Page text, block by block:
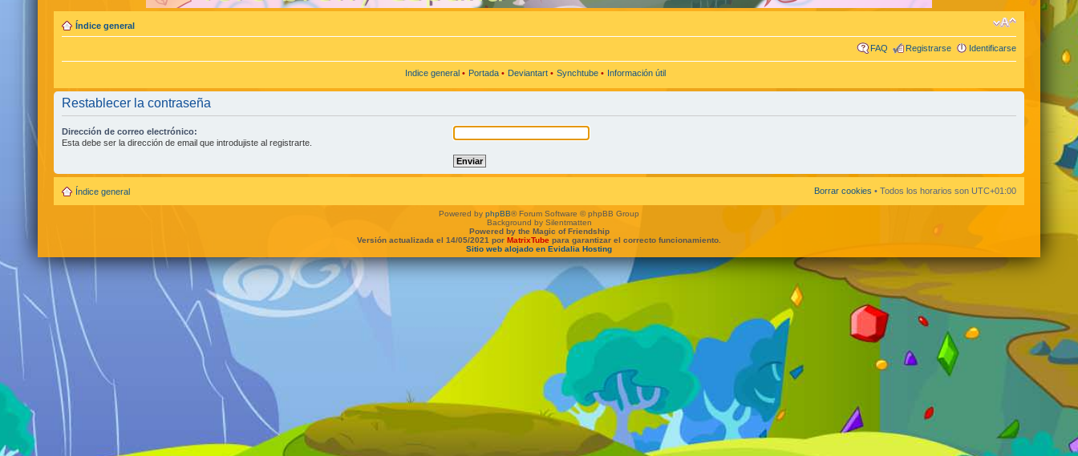
Índice general
FAQ Registrarse Identificarse
Indice general • Portada • Deviantart • Synchtube • Información útil
Restablecer la contraseña
Dirección de correo electrónico:
Esta debe ser la dirección de email que introdujiste al registrarte.
Índice general Borrar cookies • Todos los horarios son UTC+01:00
Powered by phpBB® Forum Software © phpBB Group
Background by Silentmatten
Powered by the Magic of Friendship
Versión actualizada el 14/05/2021 por MatrixTube para garantizar el correcto funcionamiento.
Sitio web alojado en Evidalia Hosting